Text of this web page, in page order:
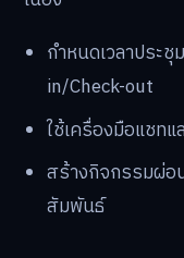
กำหนดเวลาประ
in/Check-out
ใช้เครื่องมือแชทแ
สร้างกิจกรรมผ่อ
สัมพันธ์